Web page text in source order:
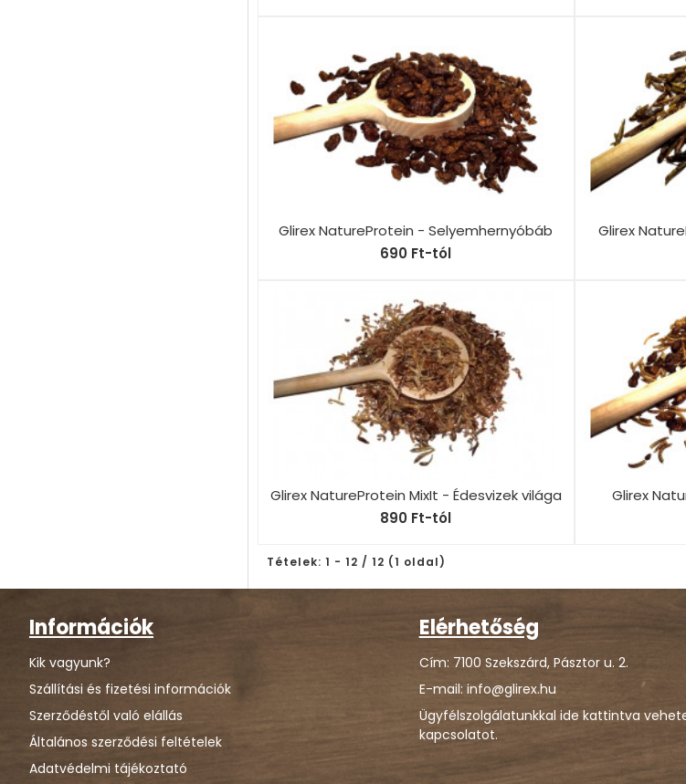
Glirex NatureProtein - Selyemhernyóbáb
690 Ft-tól
Glirex
Glirex NatureProtein MixIt - Édesvizek világa
890 Ft-tól
Glirex
Tételek: 1 - 12 / 12 (1 oldal)
Információk
Kik vagyunk?
Szállítási és fizetési információk
Szerződéstől való elállás
Általános szerződési feltételek
Adatvédelmi tájékoztató
Elérhetőség
Cím: 7100 Szekszárd, Pásztor u. 2.
E-mail: info@glirex.hu
Ügyfélszolgálatunkkal ide kattintva
kapcsolatot.